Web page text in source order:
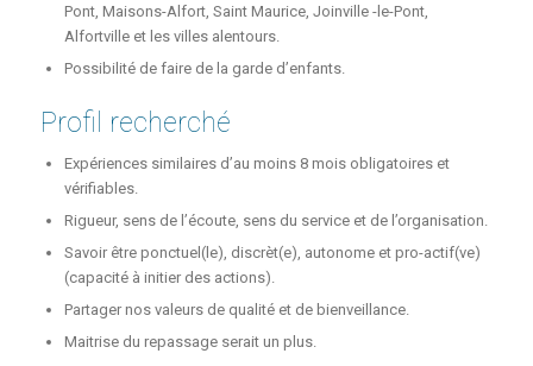
Pont, Maisons-Alfort, Saint Maurice, Joinville -le-Pont,
Alfortville et les villes alentours.
Possibilité de faire de la garde d’enfants.
Profil recherché
Expériences similaires d’au moins 8 mois obligatoires et
vérifiables.
Rigueur, sens de l’écoute, sens du service et de l’organisation.
Savoir être ponctuel(le), discrèt(e), autonome et pro-actif(ve)
(capacité à initier des actions).
Partager nos valeurs de qualité et de bienveillance.
Maitrise du repassage serait un plus.